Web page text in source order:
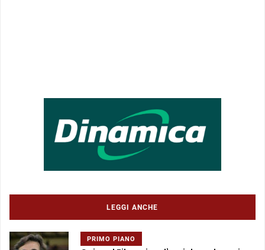
LEGGI ANCHE
PRIMO PIANO